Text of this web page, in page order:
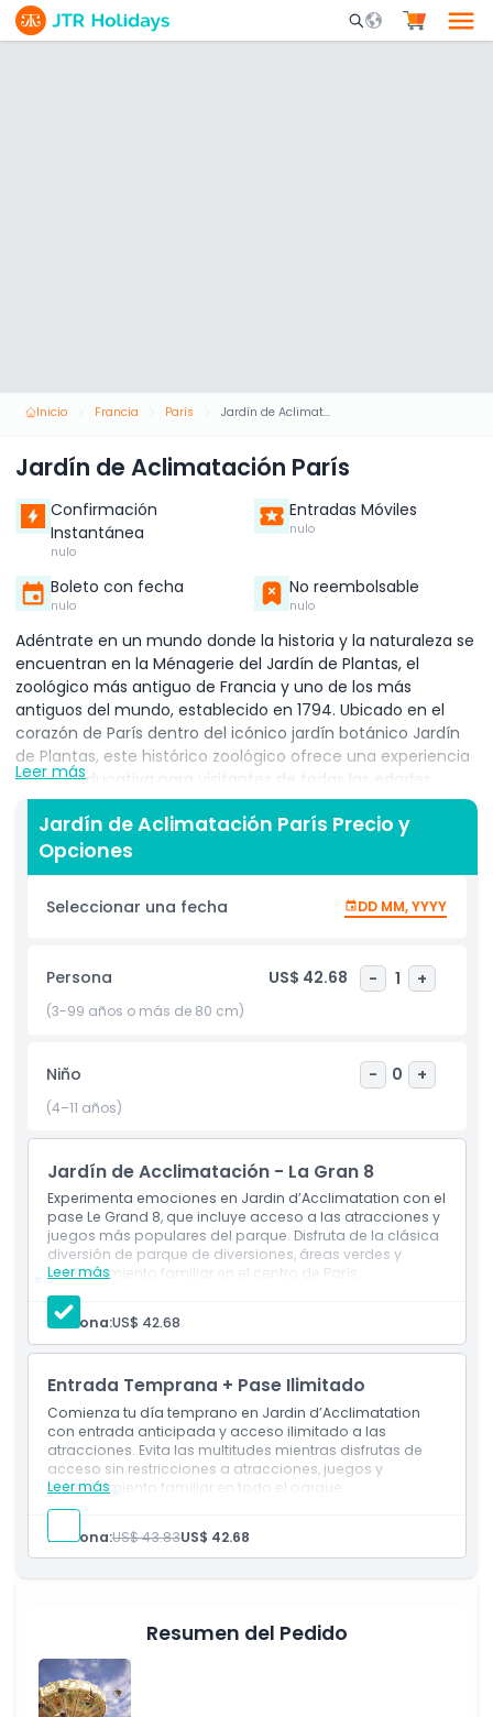
Mobile Search
Inicio Francia París Jardín de Aclimatación París
Jardín de Aclimatación París
Confirmación
Instantánea
nulo
Entradas Móviles
nulo
Boleto con fecha
nulo
No reembolsable
nulo
Adéntrate en un mundo donde la historia y la naturaleza se
encuentran en la Ménagerie del Jardín de Plantas, el
zoológico más antiguo de Francia y uno de los más
antiguos del mundo, establecido en 1794. Ubicado en el
corazón de París dentro del icónico jardín botánico Jardín
de Plantas, este histórico zoológico ofrece una experiencia
única y educativa para visitantes de todas las edades.
Hogar de más de 150 especies, incluyendo orangutanes,
pandas rojos, reptiles, aves raras y animales en peligro de
extinción, el Zoológico Ménagerie de París se centra en la
biodiversidad, la conservación y la educación. A diferencia
de zoológicos modernos más grandes, el diseño compacto
de la Ménagerie facilita su exploración a pie, ofreciendo
pueden participar en sesiones interactivas de “Encuentro
con el cuidador”, donde los cuidadores comparten datos
fascinantes sobre el cuidado, alimentación y esfuerzos de
bellamente conservada del siglo XIX, incluyendo el histórico
Pozo de Osos, la Rotonda, la Casa de Reptiles y la Gran
Aviario, que agregan un encanto cultural a tu visita.
Ménagerie ofrece un escape tranquilo del bullicio de la
ciudad. Descubre una joya oculta en el centro de París
donde la herencia, la vida silvestre y la conciencia
ambiental se unen en un destino inolvidable.
Aspectos Destacados
Inclusiones
Política para Niños y Adultos
Complemento Extra
No Adecuado Para
Horario de Apertura
Leer más
Jardín de Aclimatación París Precio y
Opciones
Seleccionar una fecha DD MM, YYYY
Persona US$ 42.68 - 1 +
(3-99 años o más de 80 cm)
Niño - 0 +
(4–11 años)
Jardín de Acclimatación - La Gran 8
Experimenta emociones en Jardin d’Acclimatation con el
pase Le Grand 8, que incluye acceso a las atracciones y
juegos más populares del parque. Disfruta de la clásica
diversión de parque de diversiones, áreas verdes y
entretenimiento familiar en el centro de París.
Leer más
Inclusiones
Entrada al parque
Acceso a 2 a 8 atracciones de tu elección
Persona:US$ 42.68
Entrada Temprana + Pase Ilimitado
Comienza tu día temprano en Jardin d’Acclimatation
con entrada anticipada y acceso ilimitado a las
atracciones. Evita las multitudes mientras disfrutas de
acceso sin restricciones a atracciones, juegos y
entretenimiento familiar en todo el parque.
Leer más
Incluye
Entrada al parque
Acceso ilimitado a todas las atracciones por un día
Persona:US$ 43.83US$ 42.68
Resumen del Pedido